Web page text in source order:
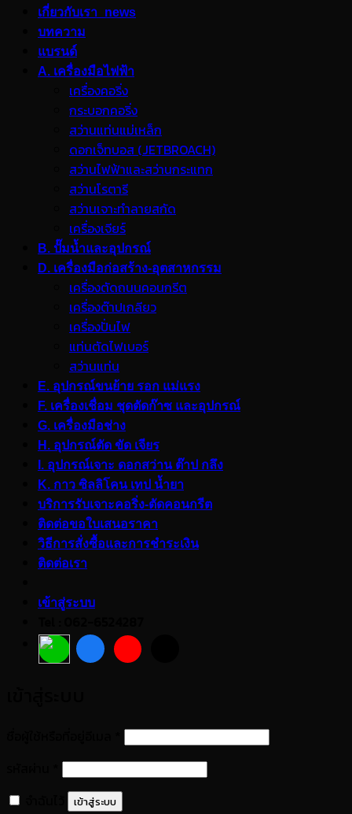
เกี่ยวกับเรา_news
บทความ
แบรนด์
A. เครื่องมือไฟฟ้า
เครื่องคอริ่ง
กระบอกคอริ่ง
สว่านแท่นแม่เหล็ก
ดอกเจ็ทบอส (JETBROACH)
สว่านไฟฟ้าและสว่านกระแทก
สว่านโรตารี
สว่านเจาะทำลายสกัด
เครื่องเจียร์
B. ปั๊มน้ำและอุปกรณ์
D. เครื่องมือก่อสร้าง-อุตสาหกรรม
เครื่องตัดถนนคอนกรีต
เครื่องต๊าปเกลียว
เครื่องปั่นไฟ
แท่นตัดไฟเบอร์
สว่านแท่น
E. อุปกรณ์ขนย้าย รอก แม่แรง
F. เครื่องเชื่อม ชุดตัดก๊าซ และอุปกรณ์
G. เครื่องมือช่าง
H. อุปกรณ์ตัด ขัด เจียร
I. อุปกรณ์เจาะ ดอกสว่าน ต๊าป กลึง
K. กาว ซิลลิโคน เทป น้ำยา
บริการรับเจาะคอริ่ง-ตัดคอนกรีต
ติดต่อขอใบเสนอราคา
วิธีการสั่งซื้อและการชำระเงิน
ติดต่อเรา
เข้าสู่ระบบ
ต้องการ
ต้องการ
เข้าสู่ระบบ